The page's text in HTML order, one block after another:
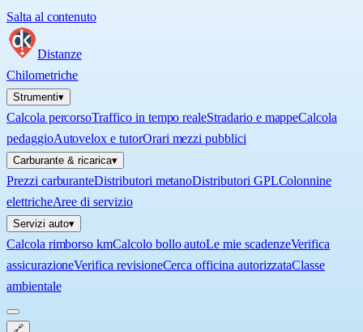
Salta al contenuto
Distanze
Chilometriche
Strumenti▾
Calcola percorsoTraffico in tempo realeStradario e mappeCalcola
pedaggioAutovelox e tutorOrari mezzi pubblici
Carburante & ricarica▾
Prezzi carburanteDistributori metanoDistributori GPLColonnine
elettricheAree di servizio
Servizi auto▾
Calcola rimborso kmCalcolo bollo autoLe mie scadenzeVerifica
assicurazioneVerifica revisioneCerca officina autorizzataClasse
ambientale
🔗